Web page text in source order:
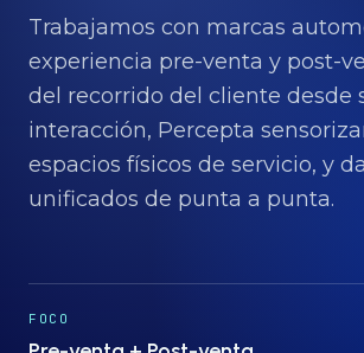
Insights →
Trabajamos con marcas
experiencia pre-venta y post-
del recorrido del cliente desde
interacción, Percepta
espacios físicos de servicio, y
unificados de punta a punta.
FOCO